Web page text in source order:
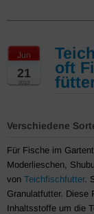
Jun
21
2013
oft
Verschiedene
Für Fische im
Moderlieschen,
von Teichfischfutter.
Granulatfutter. Diese
Inhaltsstoffe um die